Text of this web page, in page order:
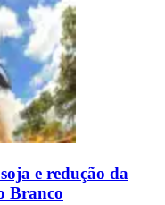
e redução da
Branco